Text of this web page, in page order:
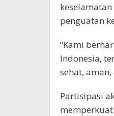
penguatan
“Kami
Indonesia,
sehat,
Partisipasi